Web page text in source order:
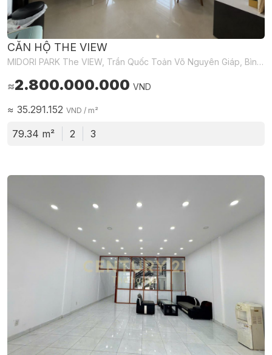
CĂN HỘ THE VIEW
MIDORI PARK The VIEW, Trần Quốc Toản Võ Nguyên Giáp, Bình Dương, Hồ Chí Minh, Việt Nam
≈2.800.000.000 VND
≈ 35.291.152 VND / m²
79.34 m² 2 3